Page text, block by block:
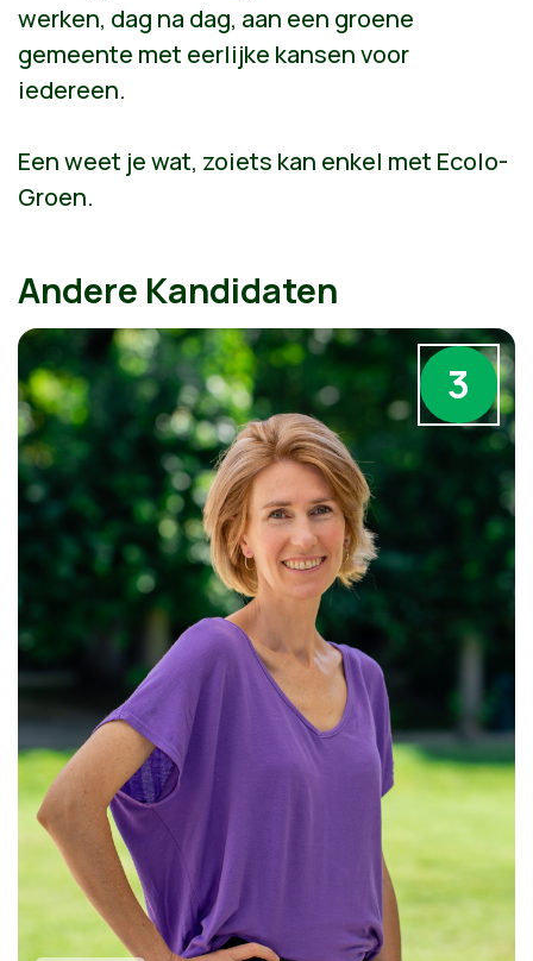
werken, dag na dag, aan een groene
gemeente met eerlijke kansen voor
iedereen.
Een weet je wat, zoiets kan enkel met Ecolo-
Groen.
Andere Kandidaten
3